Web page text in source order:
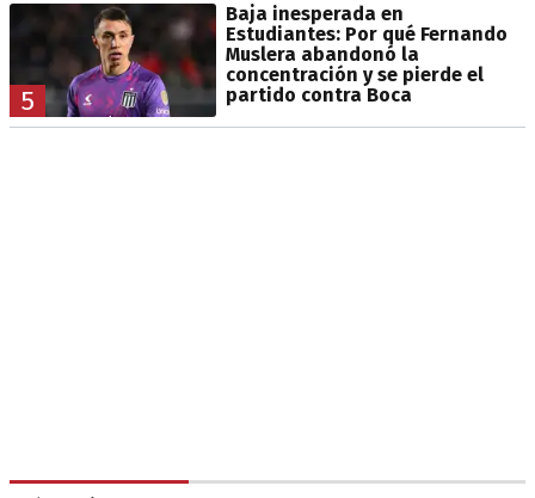
5
Baja inesperada en
Estudiantes: Por qué Fernando
Muslera abandonó la
concentración y se pierde el
partido contra Boca